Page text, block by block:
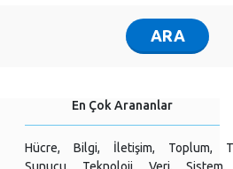
En Çok Arananlar
Hücre, Bilgi, İletişim, Toplum,